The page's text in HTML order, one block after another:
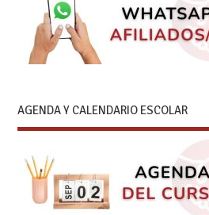
AGENDA Y CALENDARIO ESCOLAR